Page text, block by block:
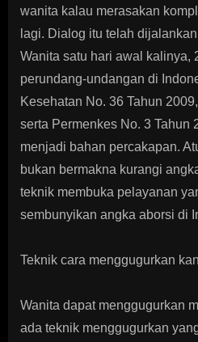
wanita kalau merasakan
lagi. Dialog itu telah
Wanita satu hari awal kalinya,
perundang-undangan di
Kesehatan No. 36 Tahun
serta Permenkes No. 3 Tahun
menjadi bahan percakapan.
bukan bermakna kurangi
teknik membuka pelayanan
sembunyikan angka aborsi di
Teknik cara menggugurkan
Wanita dapat menggugurkan
ada teknik menggugurkan